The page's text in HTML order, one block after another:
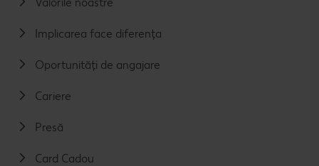
Implicarea face diferența
Oportunități de angajare
Cariere
Presă
Card Cadou